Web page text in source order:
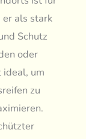
er als stark
Schutz
oder
um
zu